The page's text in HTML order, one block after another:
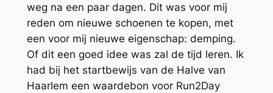
weg na een paar dagen. Dit was voor mij
reden om nieuwe schoenen te kopen, met
een voor mij nieuwe eigenschap: demping.
Of dit een goed idee was zal de tijd leren. Ik
had bij het startbewijs van de Halve van
Haarlem een waardebon voor Run2Day